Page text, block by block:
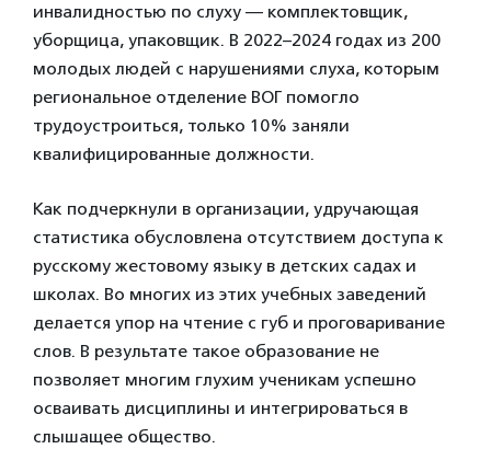
инвалидностью по слуху — комплектовщик,
уборщица, упаковщик. В 2022–2024 годах из 200
молодых людей с нарушениями слуха, которым
региональное отделение ВОГ помогло
трудоустроиться, только 10% заняли
квалифицированные должности.
Как подчеркнули в организации, удручающая
статистика обусловлена отсутствием доступа к
русскому жестовому языку в детских садах и
школах. Во многих из этих учебных заведений
делается упор на чтение с губ и проговаривание
слов. В результате такое образование не
позволяет многим глухим ученикам успешно
осваивать дисциплины и интегрироваться в
слышащее общество.